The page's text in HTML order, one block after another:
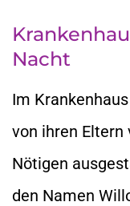
Nacht
Im
von ihren
Nötigen
den Namen